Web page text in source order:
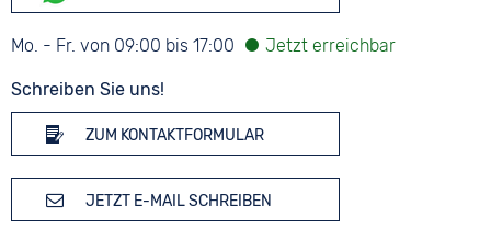
Mo. - Fr. von 09:00 bis 17:00
Schreiben Sie uns!
ZUM KONTAKTFORMULAR
JETZT E-MAIL SCHREIBEN